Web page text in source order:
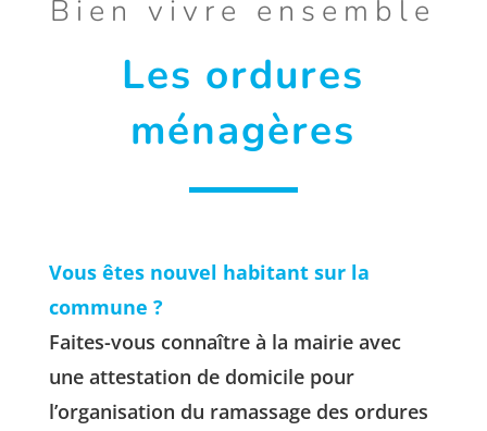
Bien vivre ensemble
Les ordures
ménagères
Vous êtes nouvel habitant sur la
commune ?
Faites-vous connaître à la mairie avec
une attestation de domicile pour
l’organisation du ramassage des ordures